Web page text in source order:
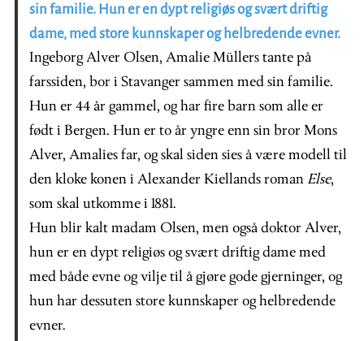
sin familie. Hun er en dypt religiøs og svært driftig
dame, med store kunnskaper og helbredende evner.
Ingeborg Alver Olsen, Amalie Müllers tante på
farssiden, bor i Stavanger sammen med sin familie.
Hun er 44 år gammel, og har fire barn som alle er
født i Bergen. Hun er to år yngre enn sin bror Mons
Alver, Amalies far, og skal siden sies å være modell til
den kloke konen i Alexander Kiellands roman Else,
som skal utkomme i 1881.
Hun blir kalt madam Olsen, men også doktor Alver,
hun er en dypt religiøs og svært driftig dame med
med både evne og vilje til å gjøre gode gjerninger, og
hun har dessuten store kunnskaper og helbredende
evner.